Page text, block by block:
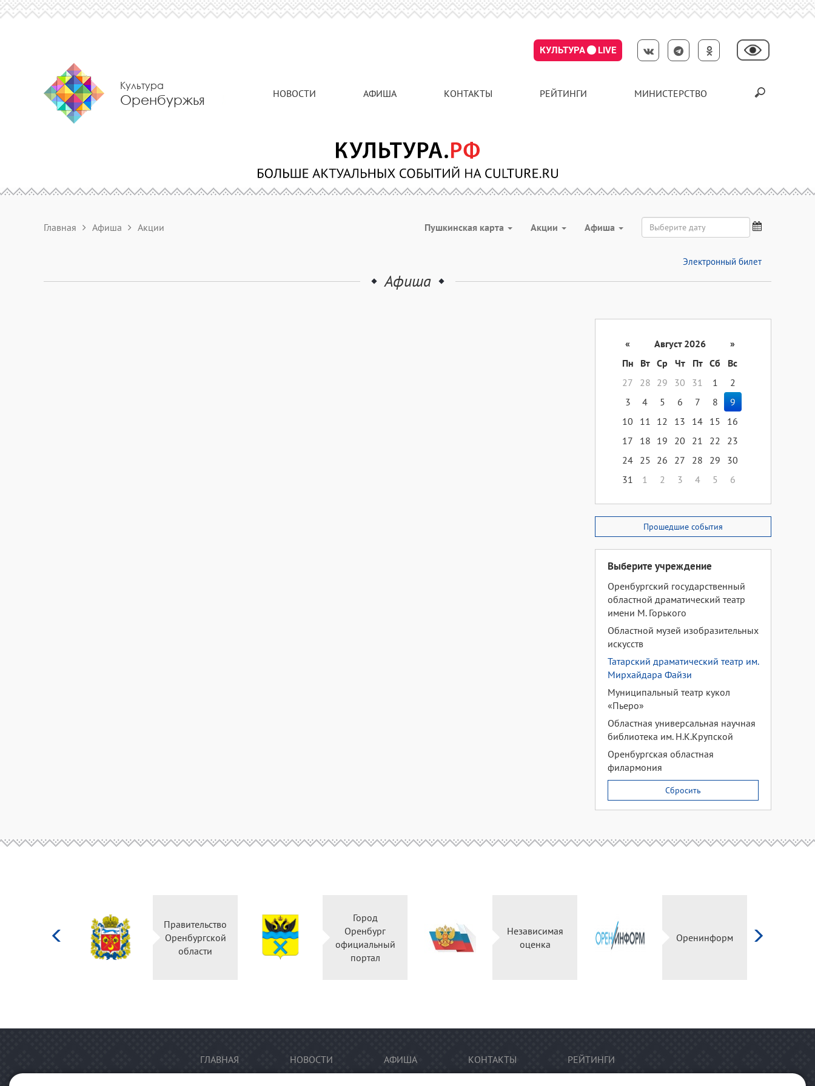
КУЛЬТУРА LIVE
Культура
Оренбуржья НОВОСТИ АФИША КОНТАКТЫ РЕЙТИНГИ МИНИСТЕРСТВО
Главная Афиша Акции Пушкинская карта Акции Aфиша
Электронный билет
Афиша
« Август 2026
»
Пн
Вт Ср Чт Пт Сб
Вс
27
28 29 30 31 1
2
3
4 5 6 7 8
9
10
11 12 13 14 15
16
17
18 19 20 21 22
23
24 25 26 27 28 29
30
31
1 2 3 4 5 6
Прошедшие события
Выберите учреждение
Оренбургский государственный
областной драматический театр
имени М. Горького
Областной музей изобразительных
искусств
Татарский драматический театр им.
Мирхайдара Файзи
Муниципальный театр кукол
«Пьеро»
Областная универсальная научная
библиотека им. Н.К.Крупской
Оренбургская областная
филармония
Сбросить
Правительство
Оренбургской
области
Город
Оренбург
официальный
портал
Независимая
оценка
Оренинформ
ГЛАВНАЯ НОВОСТИ АФИША КОНТАКТЫ РЕЙТИНГИ